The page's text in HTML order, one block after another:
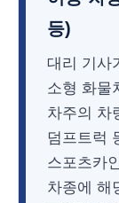
등)
대리 기사
소형 화물
차주의 차
덤프트럭
스포츠카
차종에 해